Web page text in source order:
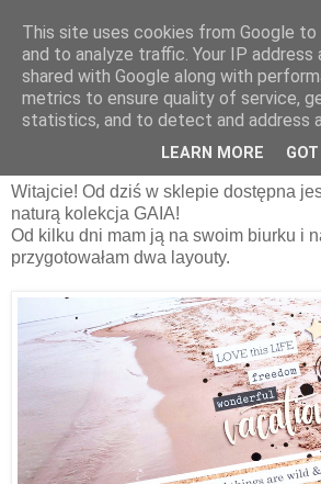
wtorek, 3 września 2019
Let's go - GAIA |
Witajcie! Od dziś w sklepie dostępna
naturą kolekcja GAIA!
Od kilku dni mam ją na swoim biurku i
przygotowałam dwa layouty.
This site uses cookies from Google
and to analyze traffic. Your IP address
shared with Google along with
metrics to ensure quality of service,
statistics, and to detect and address
LEARN MORE